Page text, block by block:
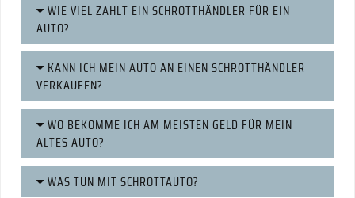
WIE VIEL ZAHLT EIN SCHROTTHÄNDLER FÜR EIN
AUTO?
KANN ICH MEIN AUTO AN EINEN SCHROTTHÄNDLER
VERKAUFEN?
WO BEKOMME ICH AM MEISTEN GELD FÜR MEIN
ALTES AUTO?
WAS TUN MIT SCHROTTAUTO?